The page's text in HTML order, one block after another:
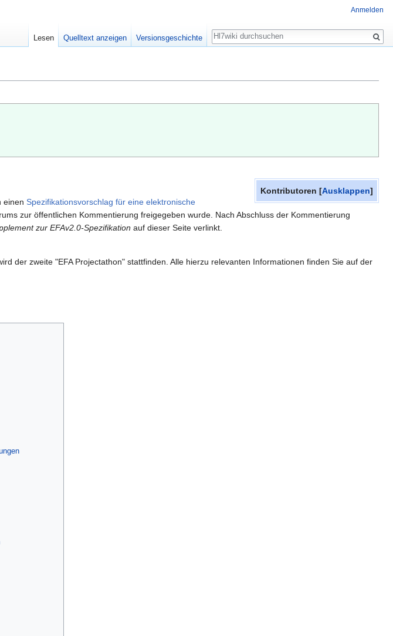
Ausklappen
Kontributoren
einen Spezifikationsvorschlag für eine elektronische
zur öffentlichen Kommentierung freigegeben wurde. Nach Abschluss der Kommentierung
zur EFAv2.0-Spezifikation auf dieser Seite verlinkt.
der zweite "EFA Projectathon" stattfinden. Alle hierzu relevanten Informationen finden Sie auf der
Anmelden
Lesen Quelltext anzeigen Versionsgeschichte
Suche